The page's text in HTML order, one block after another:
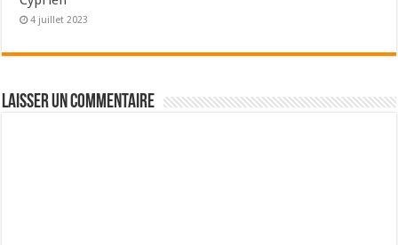
4 juillet 2023
Laisser un commentaire